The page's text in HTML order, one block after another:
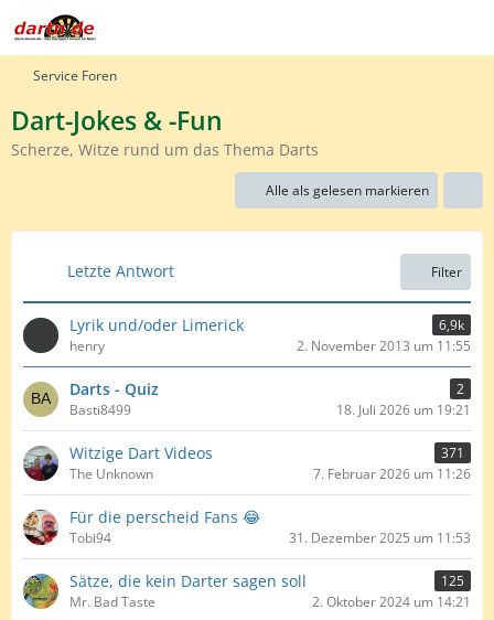
Service Foren
Dart-Jokes & -Fun
Scherze, Witze rund um das Thema Darts
Alle als gelesen markieren
Letzte Antwort Filter
Lyrik und/oder Limerick
6,9k
henry
2. November 2013 um 11:55
Darts - Quiz
2
Basti8499
18. Juli 2026 um 19:21
Witzige Dart Videos
371
The Unknown
7. Februar 2026 um 11:26
Für die perscheid Fans 😂
Tobi94 31. Dezember 2025 um 11:53
Sätze, die kein Darter sagen soll
125
Mr. Bad Taste
2. Oktober 2024 um 14:21